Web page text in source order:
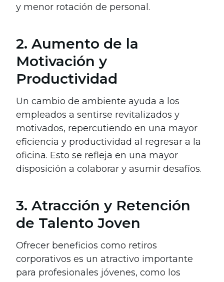
y menor rotación de personal.
2. Aumento de la
Motivación y
Productividad
Un cambio de ambiente ayuda a los
empleados a sentirse revitalizados y
motivados, repercutiendo en una mayor
eficiencia y productividad al regresar a la
oficina. Esto se refleja en una mayor
disposición a colaborar y asumir desafíos.
3. Atracción y Retención
de Talento Joven
Ofrecer beneficios como retiros
corporativos es un atractivo importante
para profesionales jóvenes, como los